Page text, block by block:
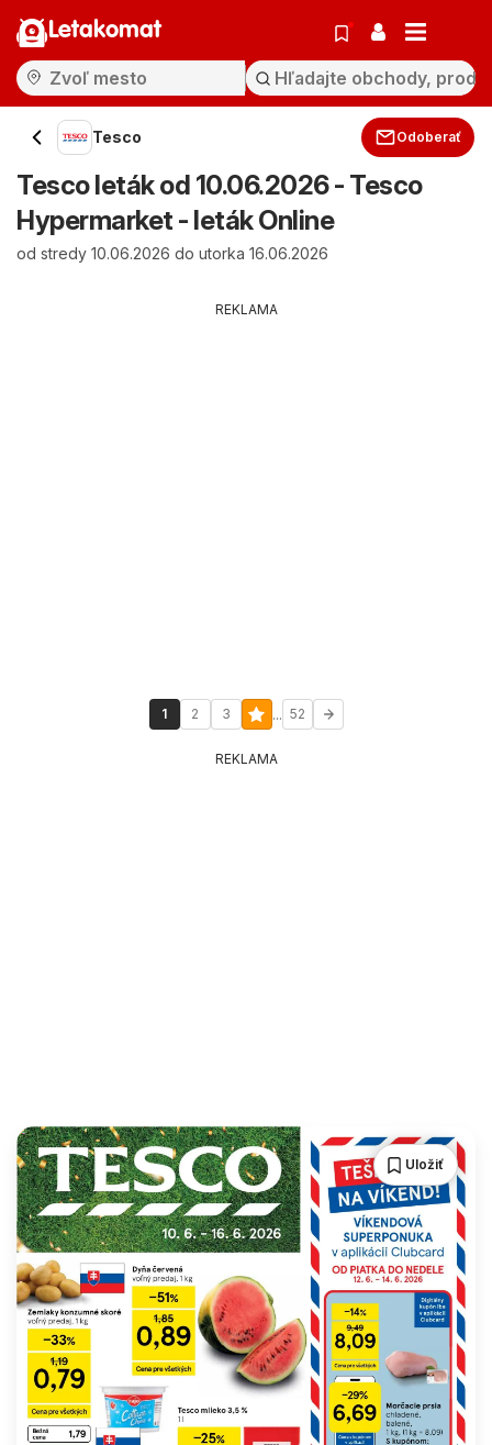
Letakomat
Tesco Odoberať
Tesco leták od 10.06.2026 - Tesco
Hypermarket - leták Online
od stredy 10.06.2026 do utorka 16.06.2026
REKLAMA
1 2 3 ... 52
REKLAMA
Uložiť